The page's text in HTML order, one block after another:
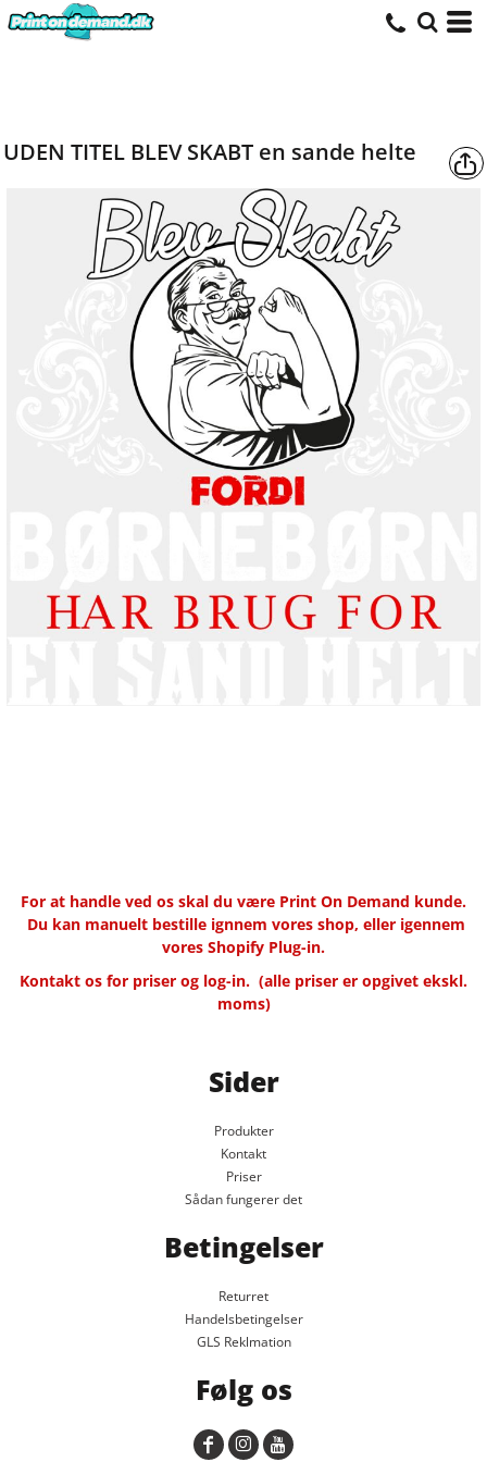
UDEN TITEL BLEV SKABT en sande helte
For at handle ved os skal du være Print On Demand kunde.
Du kan manuelt bestille ignnem vores shop, eller igennem
vores Shopify Plug-in.
Kontakt os for priser og log-in. (alle priser er opgivet ekskl.
moms)
Sider
Produkter
Kontakt
Priser
Sådan fungerer det
Betingelser
Returret
Handelsbetingelser
GLS Reklmation
Følg os